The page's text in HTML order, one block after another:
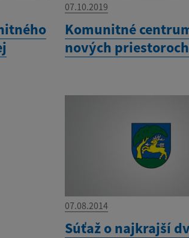
07.10.2019
Komunitné
nových priestoroch
07.08.2014
Súťaž o najkrajší